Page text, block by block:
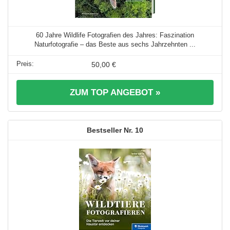
60 Jahre Wildlife Fotografien des Jahres: Faszination
Naturfotografie – das Beste aus sechs Jahrzehnten ...
50,00 €
ZUM TOP ANGEBOT »
10